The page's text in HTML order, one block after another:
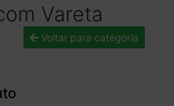
Vareta
Voltar para categoria